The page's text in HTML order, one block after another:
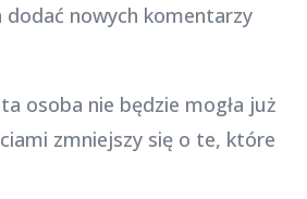
nowych komentarzy
osoba nie będzie mogła już
zmniejszy się o te, które